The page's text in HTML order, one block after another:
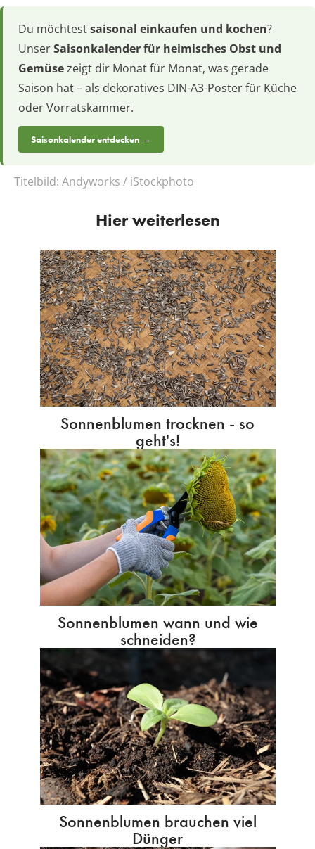
Du möchtestsaisonal einkaufen und kochen?
UnserSaisonkalender für heimisches Obst und
Gemüsezeigt dir Monat für Monat, was gerade
Saison hat – als dekoratives DIN-A3-Poster für Küche
oder Vorratskammer.
Saisonkalender entdecken →
Titelbild: Andyworks / iStockphoto
Hier weiterlesen
Sonnenblumen trocknen - so
geht's!
Sonnenblumen wann und wie
schneiden?
Sonnenblumen brauchen viel
Dünger